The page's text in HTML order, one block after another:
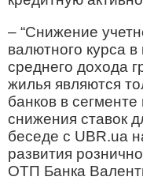
– “Снижение
валютного курса
среднего дохода
жилья являются
банков в
снижения ставок
беседе с UBR.ua
развития
ОТП Банка